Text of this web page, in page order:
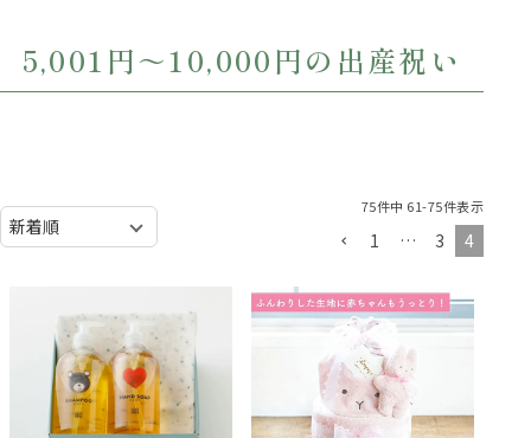
5,001円～10,000円の出産祝い
75件中 61-75件表示
1 … 3 4